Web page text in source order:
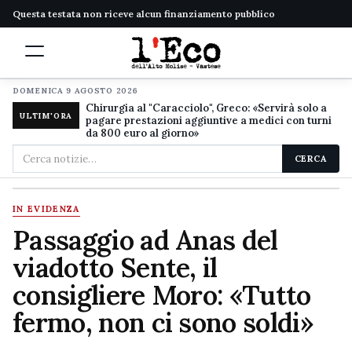
Questa testata non riceve alcun finanziamento pubblico
DOMENICA 9 AGOSTO 2026
ULTIM'ORA
Chirurgia al "Caracciolo", Greco: «Servirà solo a
pagare prestazioni aggiuntive a medici con turni
da 800 euro al giorno»
Cerca
nel
sito
CERCA
IN EVIDENZA
Passaggio ad Anas del
viadotto Sente, il
consigliere Moro: «Tutto
fermo, non ci sono soldi»